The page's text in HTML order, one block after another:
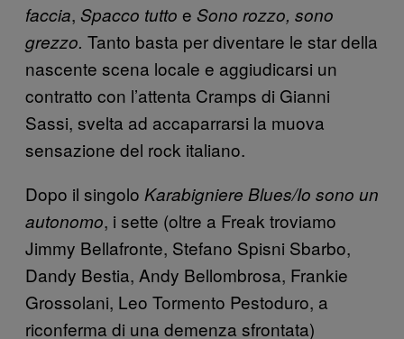
faccia, Spacco tutto e Sono rozzo, sono
grezzo. Tanto basta per diventare le star della
nascente scena locale e aggiudicarsi un
contratto con l’attenta Cramps di Gianni
Sassi, svelta ad accaparrarsi la muova
sensazione del rock italiano.
Dopo il singolo Karabigniere Blues/Io sono un
autonomo, i sette (oltre a Freak troviamo
Jimmy Bellafronte, Stefano Spisni Sbarbo,
Dandy Bestia, Andy Bellombrosa, Frankie
Grossolani, Leo Tormento Pestoduro, a
riconferma di una demenza sfrontata)